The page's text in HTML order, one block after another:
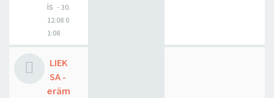
is -30.
12.08 0
1:08
LIEK
SA -
eräm